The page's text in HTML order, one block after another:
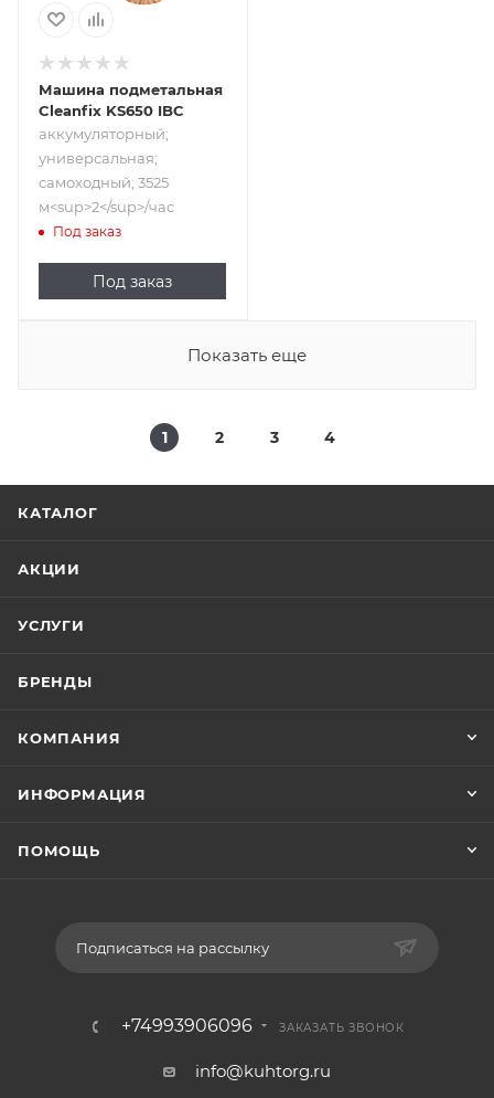
Машина подметальная
Cleanfix KS650 IBC
аккумуляторный;
универсальная;
самоходный; 3525
м<sup>2</sup>/час
Под заказ
Под заказ
Показать еще
1 2 3 4
КАТАЛОГ
АКЦИИ
УСЛУГИ
БРЕНДЫ
КОМПАНИЯ
ИНФОРМАЦИЯ
ПОМОЩЬ
Подписаться на рассылку
+74993906096 ЗАКАЗАТЬ ЗВОНОК
info@kuhtorg.ru